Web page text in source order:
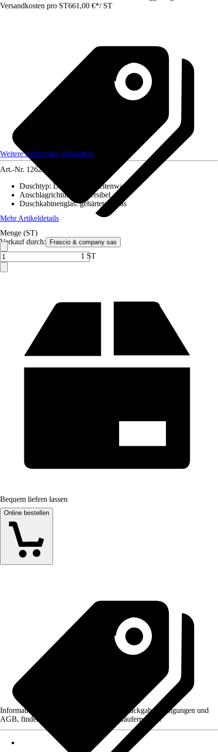
Versandkosten pro ST661,00 €*/ ST
Verkauf durch: Frascio & company sas
Weitere Artikel des Verkäufers
Art.-Nr. 12629923
Duschtyp: Duschtür mit Seitenwand
Anschlagrichtung
Reversibel
Duschkabinenglas:gehärtetes Glas
Mehr Artikeldetails
Menge (ST)
1 ST
Bequem liefern lassen
Online bestellen
Informationen des Verkäufers, wie z. B. Rückgabebedingungen und
AGB, finden Sie bei Klick auf den Verkäufernamen.